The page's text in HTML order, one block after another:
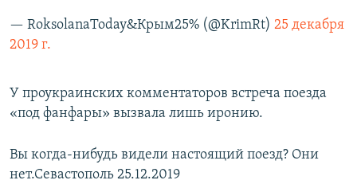
— RoksolanaToday&Крым25% (@KrimRt) 25 декабря
2019 г.
У проукраинских комментаторов встреча поезда
«под фанфары» вызвала лишь иронию.
Вы когда-нибудь видели настоящий поезд? Они
нет.Севастополь 25.12.2019